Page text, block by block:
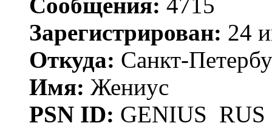
Зарегистрирован: 24
Откуда: Санкт-
Имя: Жениус
PSN ID: GENIUS_RUS